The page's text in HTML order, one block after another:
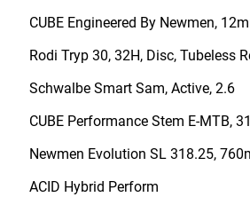
CUBE Engineered By Newmen,
Rodi Tryp 30, 32H, Disc, Tubeless
Schwalbe Smart Sam, Active, 2.6
CUBE Performance Stem E-MTB,
Newmen Evolution SL 318.25,
ACID Hybrid Perform